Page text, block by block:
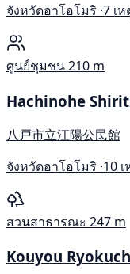
จังหวัดอาโอโมริ ·7 เ
ศูนย์ชุมชน210 m
Hachinohe
八戸市立江陽公民館
จังหวัดอาโอโมริ ·10
สวนสาธารณะ 247 m
Kouyou